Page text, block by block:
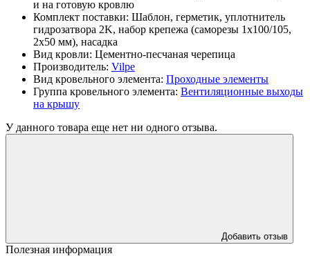
и на готовую кровлю
Комплект поставки: Шаблон, герметик, уплотнитель
гидрозатвора 2K, набор крепежа (саморезы 1х100/105,
2х50 мм), насадка
Вид кровли: Цементно-песчаная черепица
Производитель: Vilpe
Вид кровельного элемента: Проходные элементы
Группа кровельного элемента: Вентиляционные выходы
на крышу
У данного товара еще нет ни одного отзыва.
Добавить отзыв
Полезная информация